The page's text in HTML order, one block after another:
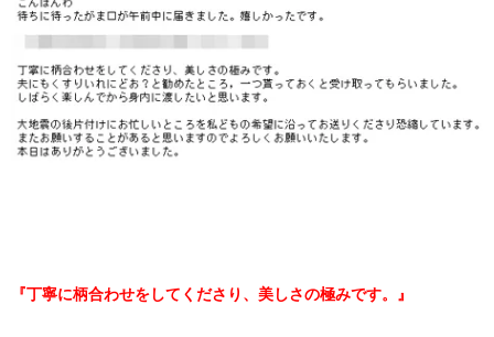
『丁寧に柄合わせをしてくださり、美しさの極みです。』